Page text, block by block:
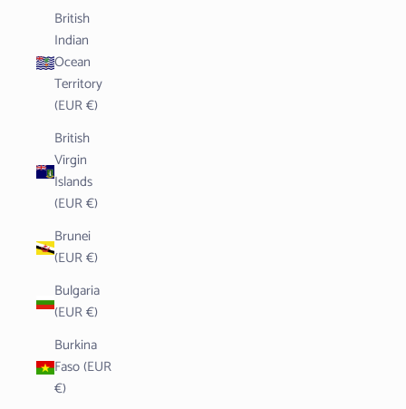
British
Indian
Ocean
Territory
(EUR €)
British
Virgin
Islands
(EUR €)
Brunei
(EUR €)
Bulgaria
(EUR €)
Burkina
Faso (EUR
€)